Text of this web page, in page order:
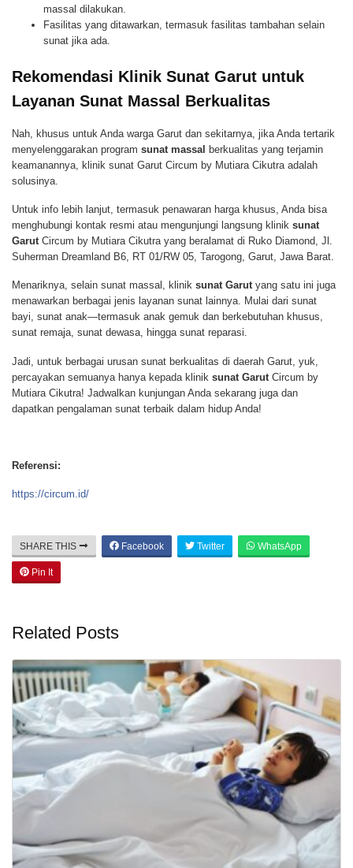
massal dilakukan.
Fasilitas yang ditawarkan, termasuk fasilitas tambahan selain
sunat jika ada.
Rekomendasi Klinik Sunat Garut untuk
Layanan Sunat Massal Berkualitas
Nah, khusus untuk Anda warga Garut dan sekitarnya, jika Anda tertarik
menyelenggarakan program sunat massal
berkualitas yang terjamin
keamanannya, klinik sunat Garut Circum by Mutiara Cikutra adalah
solusinya.
Untuk info lebih lanjut, termasuk penawaran harga khusus, Anda bisa
menghubungi kontak resmi atau mengunjungi langsung klinik sunat
Garut Circum by Mutiara Cikutra yang beralamat di Ruko Diamond, Jl.
Suherman Dreamland B6, RT 01/RW 05, Tarogong, Garut, Jawa Barat.
Menariknya, selain sunat massal, klinik sunat Garut yang satu ini juga
menawarkan berbagai jenis layanan sunat lainnya. Mulai dari sunat
bayi, sunat anak—termasuk anak gemuk dan berkebutuhan khusus,
sunat remaja, sunat dewasa, hingga sunat reparasi.
Jadi, untuk berbagai urusan sunat berkualitas di daerah Garut, yuk,
percayakan semuanya hanya kepada klinik sunat Garut Circum by
Mutiara Cikutra! Jadwalkan kunjungan Anda sekarang juga dan
dapatkan pengalaman sunat terbaik dalam hidup Anda!
Referensi:
https://circum.id/
SHARE THIS Facebook Twitter WhatsApp
Pin It
Related Posts